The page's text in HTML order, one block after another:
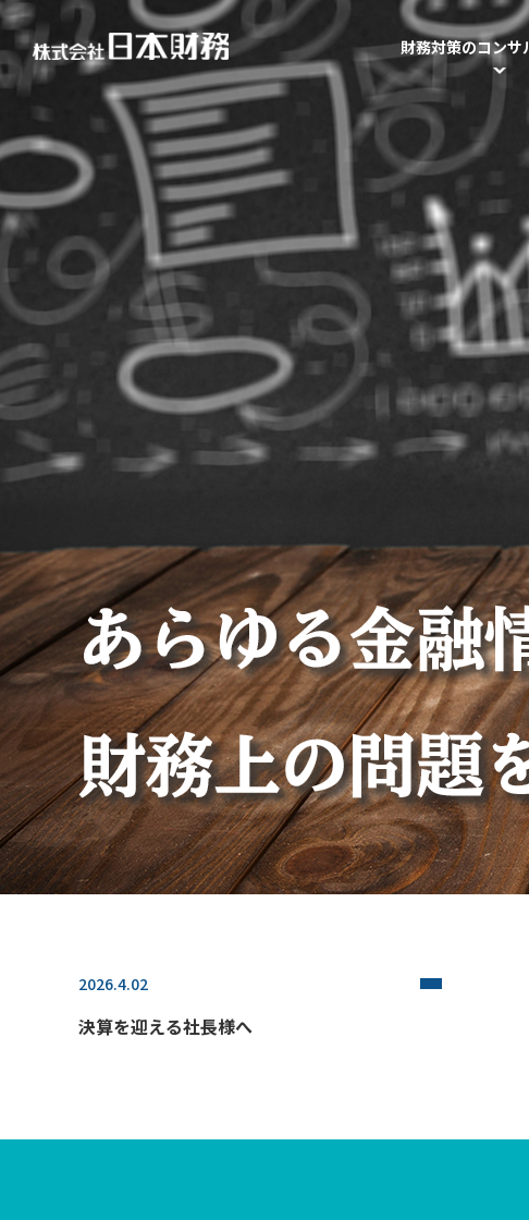
財務対策のコンサ
2026.4.02
決算を迎える社長様へ